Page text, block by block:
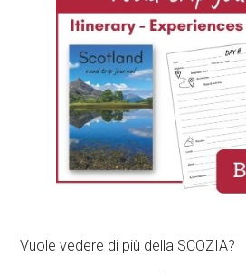
Vuole vedere di più della SCOZIA?